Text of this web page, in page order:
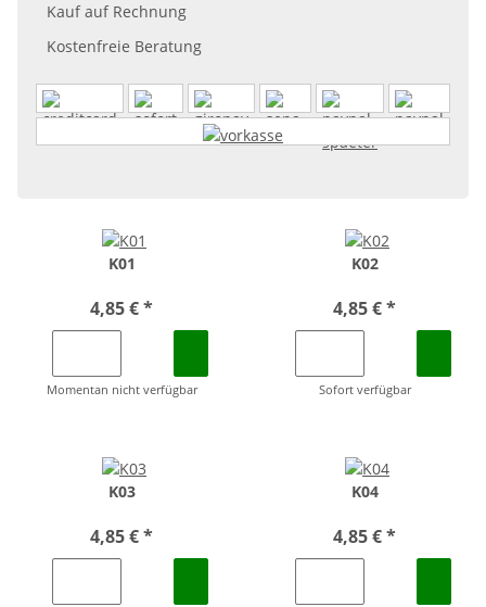
Kauf auf Rechnung
Kostenfreie Beratung
K01
4,85 €*
Momentan nicht verfügbar
K02
4,85 €*
Sofort verfügbar
K03
4,85 €*
K04
4,85 €*